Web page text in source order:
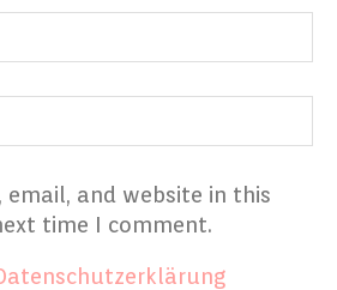
email, and website in this
time I comment.